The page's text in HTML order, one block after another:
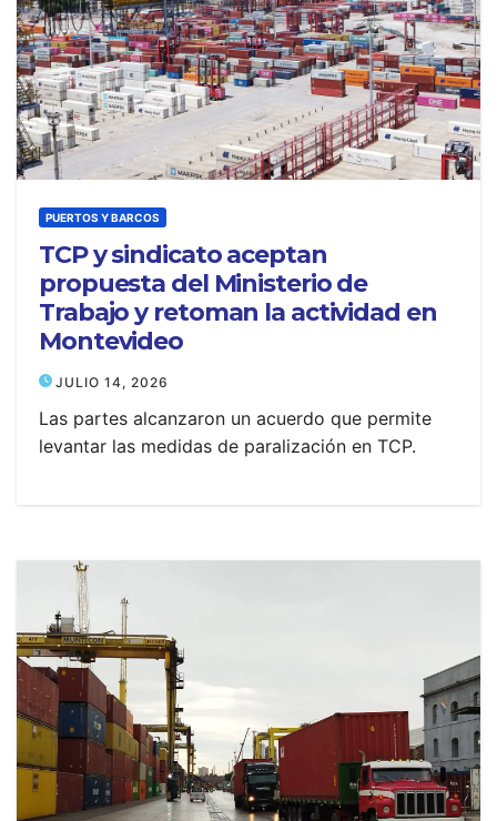
PUERTOS Y BARCOS
TCP y sindicato aceptan
propuesta del Ministerio de
Trabajo y retoman la actividad en
Montevideo
JULIO 14, 2026
Las partes alcanzaron un acuerdo que permite
levantar las medidas de paralización en TCP.